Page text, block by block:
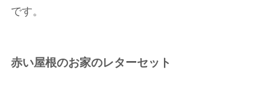
です。
赤い屋根のお家のレターセット